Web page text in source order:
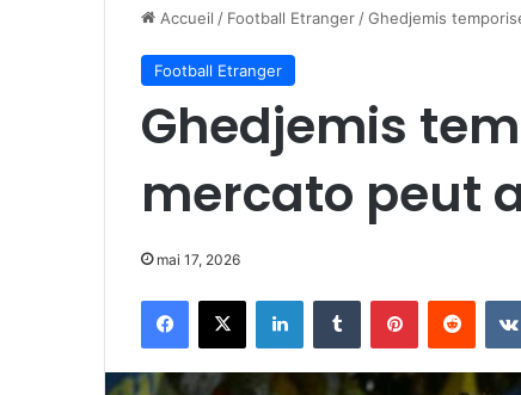
Accueil / Football Etranger /Ghedjemis
Football Etranger
Ghedjemis
mercato peut
mai 17, 2026
Facebook
X LinkedinTumblr PinterestReddit